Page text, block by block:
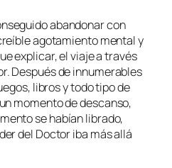
abandonar con
agotamiento mental y
explicar, el viaje a través
Después de innumerables
libros y todo tipo de
momento de descanso,
se habían librado,
del Doctor iba más allá